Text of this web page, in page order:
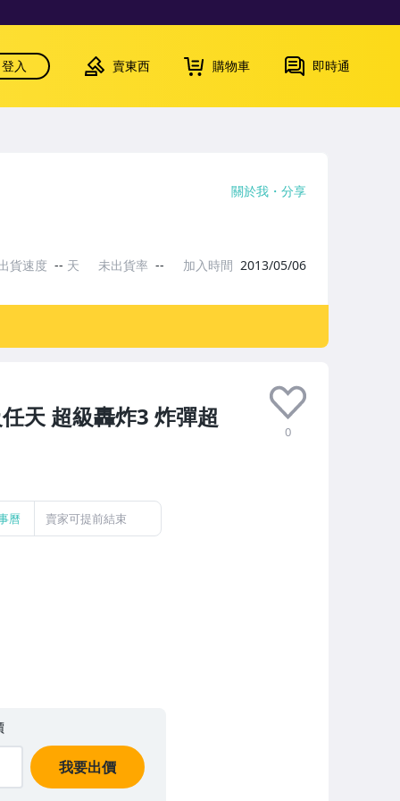
登入 賣東西 購物車 即時通
天 超級轟炸3 炸彈超
0
曆 賣家可提前結束
我要出價
關於我 分享
貨速度 -- 天 未出貨率 -- 加入時間 2013/05/06